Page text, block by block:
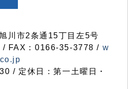
川市2条通15丁目左5号
FAX：0166-35-3778 / w
/ 定休日：第一土曜日・